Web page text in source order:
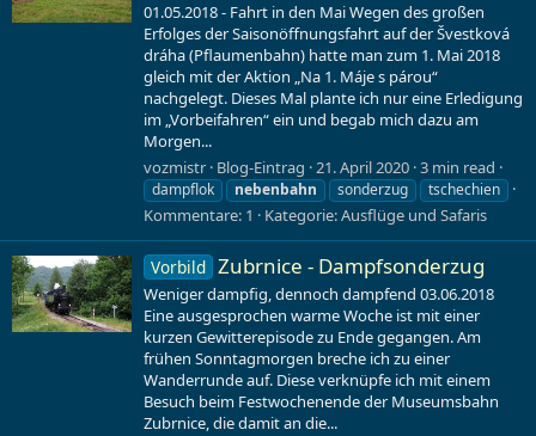
01.05.2018 - Fahrt in den Mai Wegen des großen
Erfolges der Saisonöffnungsfahrt auf der Švestková
dráha (Pflaumenbahn) hatte man zum 1. Mai 2018
gleich mit der Aktion „Na 1. Máje s párou“
nachgelegt. Dieses Mal plante ich nur eine Erledigung
im „Vorbeifahren“ ein und begab mich dazu am
Morgen...
vozmistr Blog-Eintrag 21. April 2020 3 min read
dampflok nebenbahn sonderzug tschechien
Kommentare: 1 Kategorie:Ausflüge und Safaris
Vorbild Zubrnice - Dampfsonderzug
Weniger dampfig, dennoch dampfend 03.06.2018
Eine ausgesprochen warme Woche ist mit einer
kurzen Gewitterepisode zu Ende gegangen. Am
frühen Sonntagmorgen breche ich zu einer
Wanderrunde auf. Diese verknüpfe ich mit einem
Besuch beim Festwochenende der Museumsbahn
Zubrnice, die damit an die...